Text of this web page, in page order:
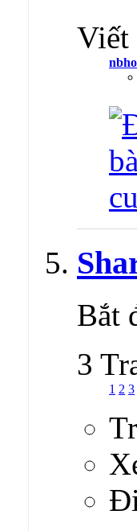
Viết
Bắt
3
1 2 3